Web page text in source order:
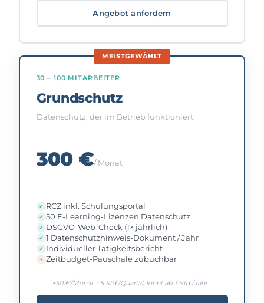
Angebot anfordern
MEISTGEWÄHLT
30 – 100 MITARBEITER
Grundschutz
Datenschutz, der im Betrieb funktioniert.
300 €/ Monat
RCZ inkl. Schulungsportal
50 E-Learning-Lizenzen Datenschutz
DSGVO-Web-Check (1× jährlich)
1 Datenschutzhinweis-Dokument / Jahr
Individueller Tätigkeitsbericht
Zeitbudget-Pauschale zubuchbar
+50 €/Monat = 5 Std./Quartal, lohnt ab 3 Std./Jahr